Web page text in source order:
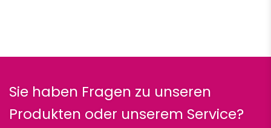
Sie haben Fragen zu unseren
Produkten oder unserem Service?